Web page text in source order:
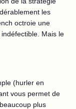
les
octroie une
Mais le
(hurler en
vous permet de
plus